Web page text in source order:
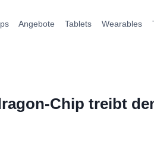
Angebote Tablets Wearables
Chip treibt